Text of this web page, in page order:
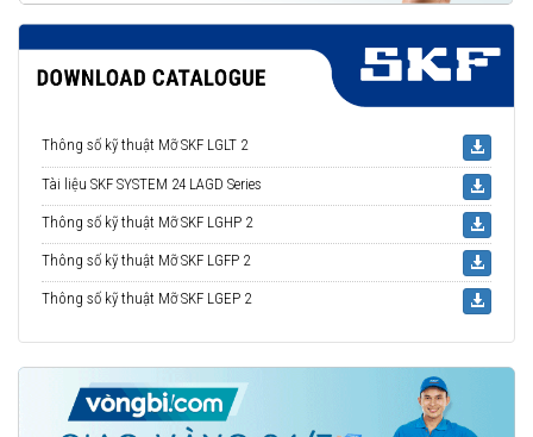
Thông số kỹ thuật Mỡ SKF LGLT 2
Tài liệu SKF SYSTEM 24 LAGD Series
Thông số kỹ thuật Mỡ SKF LGHP 2
Thông số kỹ thuật Mỡ SKF LGFP 2
Thông số kỹ thuật Mỡ SKF LGEP 2